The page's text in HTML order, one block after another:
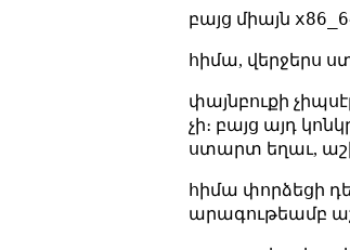
բայց միայն
հիմա, վերջերս
փայնբուքի
չի։ բայց այդ
ստարտ եղաւ,
հիմա փորձեցի
արագութեամբ